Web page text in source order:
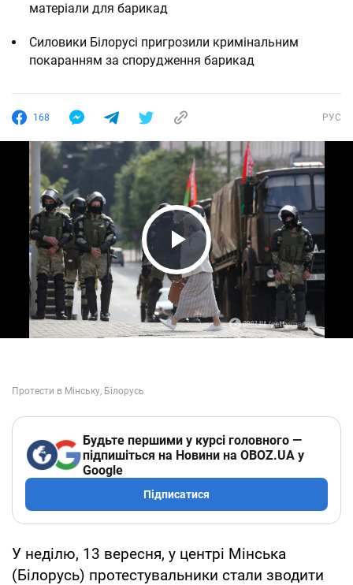
матеріали для барикад
Силовики Білорусі пригрозили кримінальним
покаранням за спорудження барикад
168 РУС
Play Video
Будьте першими у курсі головного —
підпишіться на Новини на OBOZ.UA у
Google
Підписатися
У неділю, 13 вересня, у центрі Мінська
(Білорусь) протестувальники стали зводити